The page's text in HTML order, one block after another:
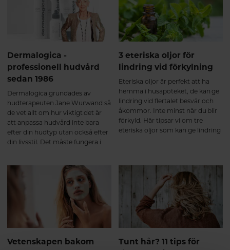
ingredienserna i din hudvård lika
viktigt som det vi stoppar i oss.
Du blir vad du smörjer - helt
enkelt!
Dermalogica -
professionell hudvård
sedan 1986
Dermalogica grundades av
hudterapeuten Jane Wurwand så
de vet allt om hur viktigt det är
att anpassa hudvård inte bara
efter din hudtyp utan också efter
din livsstil. Det måste fungera i
Dermalogica är inte bara
synonymt med resultatgivande
hudvårdsprodukter utan även
med behandlingar av hög
professionell standard.
3 eteriska oljor för
lindring vid förkylning
Eteriska oljor är perfekt att ha
hemma i husapoteket, de kan ge
lindring vid flertalet besvär och
åkommor. Inte minst när du blir
förkyld. Här tipsar vi om tre
eteriska oljor som kan ge lindring
Vetenskapen bakom
Tunt hår? 11 tips för